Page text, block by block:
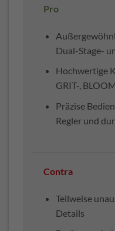
Pro
Dual-Stage-
Hochwertige
GRIT-,
Präzise
Regler und
Contra
Teilweise
Details